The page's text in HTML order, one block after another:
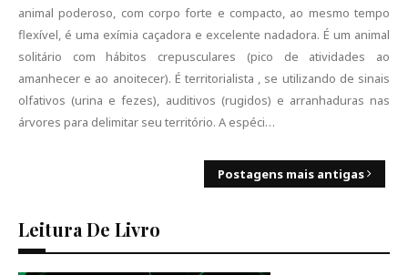
animal poderoso, com corpo forte e compacto, ao mesmo tempo
flexível, é uma exímia caçadora e excelente nadadora. É um animal
solitário com hábitos crepusculares (pico de atividades ao
amanhecer e ao anoitecer). É territorialista , se utilizando de sinais
olfativos (urina e fezes), auditivos (rugidos) e arranhaduras nas
árvores para delimitar seu território. A espéci…
Postagens mais antigas
Leitura De Livro